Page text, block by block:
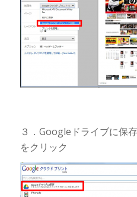
３．Googleドライブに保
をクリック